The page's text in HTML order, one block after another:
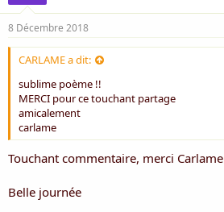
8 Décembre 2018
CARLAME a dit:
sublime poème !!
MERCI pour ce touchant partage
amicalement
carlame
Touchant commentaire, merci Carlame
Belle journée